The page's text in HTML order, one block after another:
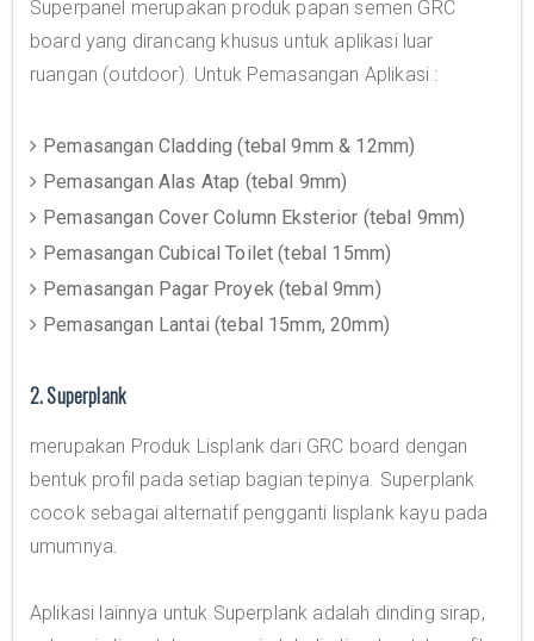
Superpanel merupakan produk papan semen GRC
board yang dirancang khusus untuk aplikasi luar
ruangan (outdoor). Untuk Pemasangan Aplikasi :
Pemasangan Cladding (tebal 9mm & 12mm)
Pemasangan Alas Atap (tebal 9mm)
Pemasangan Cover Column Eksterior (tebal 9mm)
Pemasangan Cubical Toilet (tebal 15mm)
Pemasangan Pagar Proyek (tebal 9mm)
Pemasangan Lantai (tebal 15mm, 20mm)
2. Superplank
merupakan Produk Lisplank dari GRC board dengan
bentuk profil pada setiap bagian tepinya. Superplank
cocok sebagai alternatif pengganti lisplank kayu pada
umumnya.
Aplikasi lainnya untuk Superplank adalah dinding sirap,